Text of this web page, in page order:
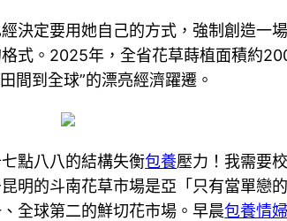
決定要用她自己的方式，強制創造一
式。2025年，全省花草蒔植面積約
間到全球”的漂亮經濟躍遷。
點八八的結構失衡包養壓力！我需要
明的斗南花草市場是亞「只有當單戀
全球第二的鮮切花市場。早晨包養情婦